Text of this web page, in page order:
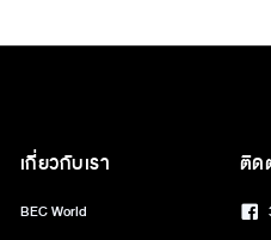
เกี่ยวกับเรา
BEC World
ติด